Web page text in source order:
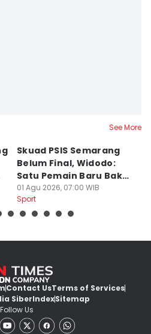
See More
Skuad PSIS Semarang
Belum Final, Widodo:
Satu Pemain Baru Bakal
Gabung
01 Agu 2026, 07:00 WIB
Sport
Contact UsTerms of Services
SiberIndexSitemap
Follow Us